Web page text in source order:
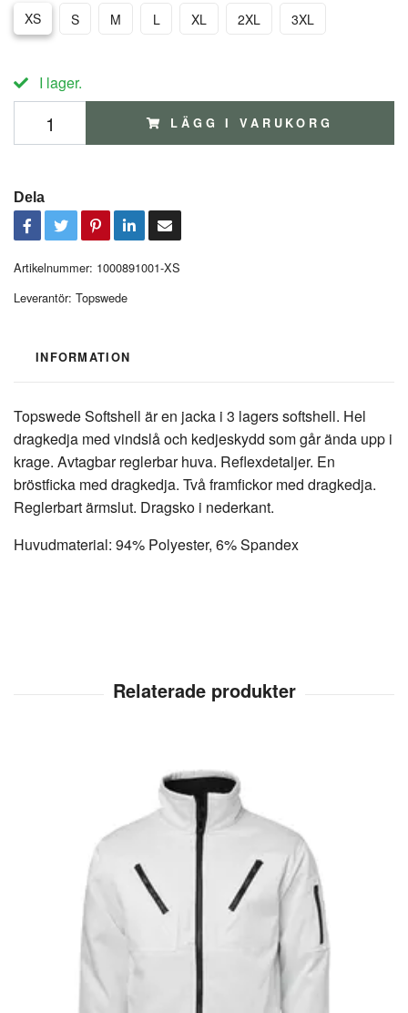
XS S M L XL 2XL 3XL
I lager.
LÄGG I VARUKORG
Dela
Artikelnummer: 1000891001-XS
Leverantör: Topswede
INFORMATION
Topswede Softshell är en jacka i 3 lagers softshell. Hel
dragkedja med vindslå och kedjeskydd som går ända upp i
krage. Avtagbar reglerbar huva. Reflexdetaljer. En
bröstficka med dragkedja. Två framfickor med dragkedja.
Reglerbart ärmslut. Dragsko i nederkant.
Huvudmaterial: 94% Polyester, 6% Spandex